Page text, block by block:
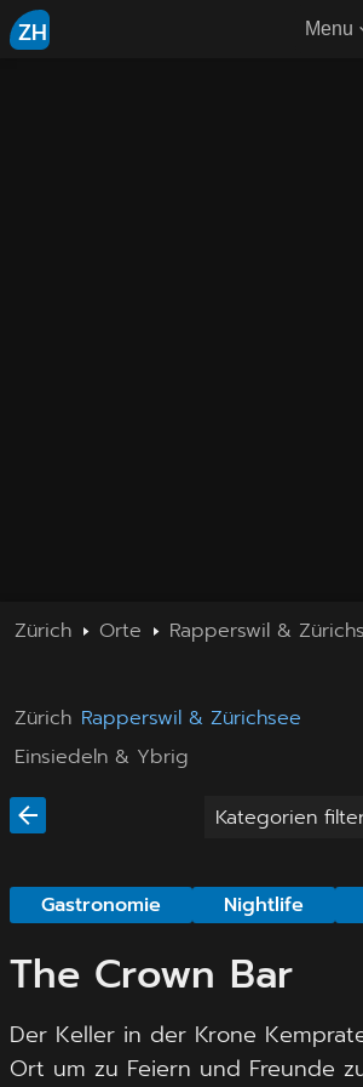
ZH Menu
Zürich Orte Rapperswil &
Zürich Rapperswil & Zürichsee
Einsiedeln & Ybrig
Kategorien
Gastronomie Nightlife
The Crown Bar
Der Keller in der Krone
Ort um zu Feiern und Freunde